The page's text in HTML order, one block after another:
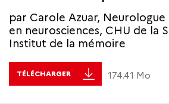
par Carole Azuar,
en neurosciences, CHU de la
Institut de la mémoire
TÉLÉCHARGER 174.41 Mo